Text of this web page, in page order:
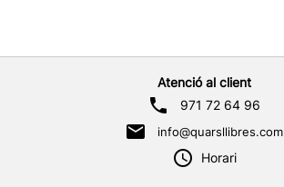
Atenció al client
971 72 64 96
info@quarsllibres.com
Horari